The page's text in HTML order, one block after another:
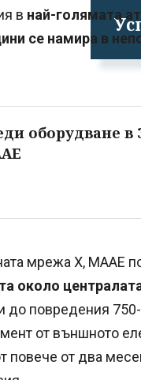
в най-голямата
се намира в
оборудване
мрежа Х, МААЕ
около
до повредения
от външното
повече от два